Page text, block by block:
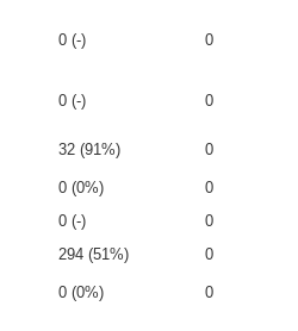
0 (-) 0
0 (-) 0
32 (91%) 0
0 (0%)
0
0 (-)
0
294 (51%) 0
0 (0%) 0